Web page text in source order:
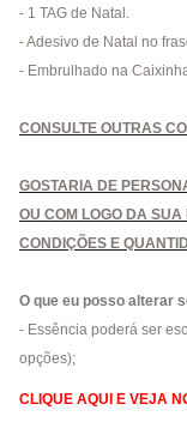
- 1 TAG de Natal.
- Adesivo de Natal no
- Embrulhado na
CONSULTE OUTRAS
GOSTARIA DE
OU COM LOGO DA
CONDIÇÕES E
O que eu posso alterar
- Essência poderá ser
opções);
CLIQUE AQUI E VEJA